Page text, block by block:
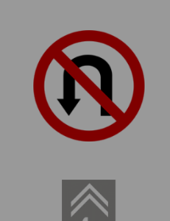
B-23
Zakaz zawracania
P-27
Sierżant rowerowy